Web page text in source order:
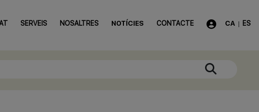
SERVEIS NOSALTRES NOTÍCIES CONTACTE CA ES